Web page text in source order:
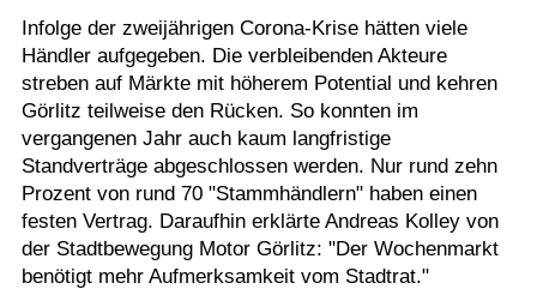
Infolge der zweijährigen Corona-Krise hätten viele
Händler aufgegeben. Die verbleibenden Akteure
streben auf Märkte mit höherem Potential und kehren
Görlitz teilweise den Rücken. So konnten im
vergangenen Jahr auch kaum langfristige
Standverträge abgeschlossen werden. Nur rund zehn
Prozent von rund 70 "Stammhändlern" haben einen
festen Vertrag. Daraufhin erklärte Andreas Kolley von
der Stadtbewegung Motor Görlitz: "Der Wochenmarkt
benötigt mehr Aufmerksamkeit vom Stadtrat."